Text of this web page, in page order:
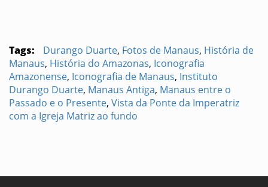
Tags: Durango Duarte, Fotos de Manaus, História de
Manaus, História do Amazonas, Iconografia
Amazonense, Iconografia de Manaus, Instituto
Durango Duarte, Manaus Antiga, Manaus entre o
Passado e o Presente, Vista da Ponte da Imperatriz
com a Igreja Matriz ao fundo